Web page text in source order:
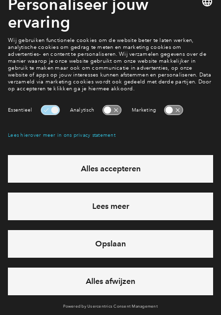
te beantwoorden.
Zien we jou ook op 11 juni? Tot dan!
Heb je een vraag?
Contact
eventuele projecten
Ja, ik wil mij aanmelden
Heb je een vraag en wil je direct antwoord? Bel ons op088
712 27 21
6 dagen per week beschikbaar (behalve tijdens
feestdagen)
vandaag van 09:00 - 18:00 uur